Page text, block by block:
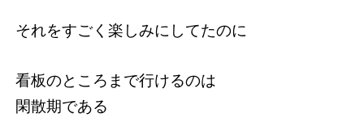
それをすごく楽しみにしてたのに
看板のところまで行けるのは
閑散期である